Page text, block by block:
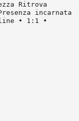
Ritrova
incarnata
• 1:1 •